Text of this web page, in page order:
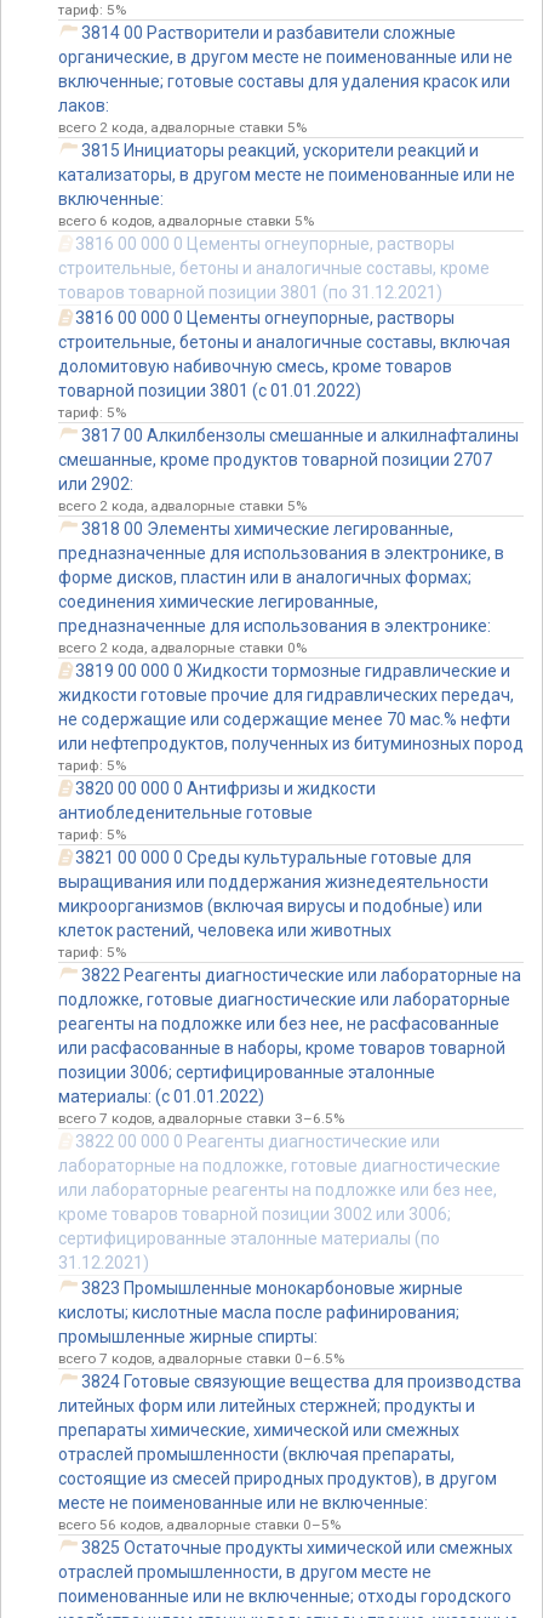
тариф: 5%
3814 00 Растворители и разбавители сложные
органические, в другом месте не поименованные или не
включенные; готовые составы для удаления красок или
лаков:
всего 2 кода, адвалорные ставки 5%
3815 Инициаторы реакций, ускорители реакций и
катализаторы, в другом месте не поименованные или не
включенные:
всего 6 кодов, адвалорные ставки 5%
3816 00 000 0 Цементы огнеупорные, растворы
строительные, бетоны и аналогичные составы, кроме
товаров товарной позиции 3801 (по 31.12.2021)
3816 00 000 0 Цементы огнеупорные, растворы
строительные, бетоны и аналогичные составы, включая
доломитовую набивочную смесь, кроме товаров
товарной позиции 3801 (с 01.01.2022)
тариф: 5%
3817 00 Алкилбензолы смешанные и алкилнафталины
смешанные, кроме продуктов товарной позиции 2707
или 2902:
всего 2 кода, адвалорные ставки 5%
3818 00 Элементы химические легированные,
предназначенные для использования в электронике, в
форме дисков, пластин или в аналогичных формах;
соединения химические легированные,
предназначенные для использования в электронике:
всего 2 кода, адвалорные ставки 0%
3819 00 000 0 Жидкости тормозные гидравлические и
жидкости готовые прочие для гидравлических передач,
не содержащие или содержащие менее 70 мас.% нефти
или нефтепродуктов, полученных из битуминозных пород
тариф: 5%
3820 00 000 0 Антифризы и жидкости
антиобледенительные готовые
тариф: 5%
3821 00 000 0 Среды культуральные готовые для
выращивания или поддержания жизнедеятельности
микроорганизмов (включая вирусы и подобные) или
клеток растений, человека или животных
тариф: 5%
3822 Реагенты диагностические или лабораторные на
подложке, готовые диагностические или лабораторные
реагенты на подложке или без нее, не расфасованные
или расфасованные в наборы, кроме товаров товарной
позиции 3006; сертифицированные эталонные
материалы: (с 01.01.2022)
всего 7 кодов, адвалорные ставки 3–6.5%
3822 00 000 0 Реагенты диагностические или
лабораторные на подложке, готовые диагностические
или лабораторные реагенты на подложке или без нее,
кроме товаров товарной позиции 3002 или 3006;
сертифицированные эталонные материалы (по
31.12.2021)
3823 Промышленные монокарбоновые жирные
кислоты; кислотные масла после рафинирования;
промышленные жирные спирты:
всего 7 кодов, адвалорные ставки 0–6.5%
3824 Готовые связующие вещества для производства
литейных форм или литейных стержней; продукты и
препараты химические, химической или смежных
отраслей промышленности (включая препараты,
состоящие из смесей природных продуктов), в другом
месте не поименованные или не включенные:
всего 56 кодов, адвалорные ставки 0–5%
3825 Остаточные продукты химической или смежных
отраслей промышленности, в другом месте не
поименованные или не включенные; отходы городского